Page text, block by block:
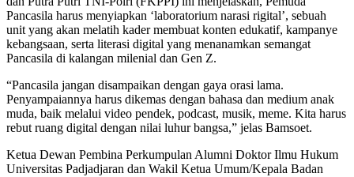
Pancasila harus menyiapkan ‘laboratorium narasi rigital’, sebuah
unit yang akan melatih kader membuat konten edukatif, kampanye
kebangsaan, serta literasi digital yang menanamkan semangat
Pancasila di kalangan milenial dan Gen Z.
“Pancasila jangan disampaikan dengan gaya orasi lama.
Penyampaiannya harus dikemas dengan bahasa dan medium anak
muda, baik melalui video pendek, podcast, musik, meme. Kita harus
rebut ruang digital dengan nilai luhur bangsa,” jelas Bamsoet.
Ketua Dewan Pembina Perkumpulan Alumni Doktor Ilmu Hukum
Universitas Padjadjaran dan Wakil Ketua Umum/Kepala Badan